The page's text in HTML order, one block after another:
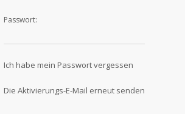
Passwort:
Ich habe mein Passwort vergessen
Die Aktivierungs-E-Mail erneut senden